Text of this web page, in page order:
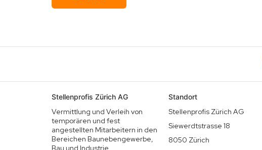
Stellenprofis Zürich AG
Vermittlung und Verleih von
temporären und fest
angestellten Mitarbeitern in den
Bereichen Baunebengewerbe,
Bau und Industrie
Standort
Stellenprofis Zürich AG
Siewerdtstrasse 18
8050 Zürich